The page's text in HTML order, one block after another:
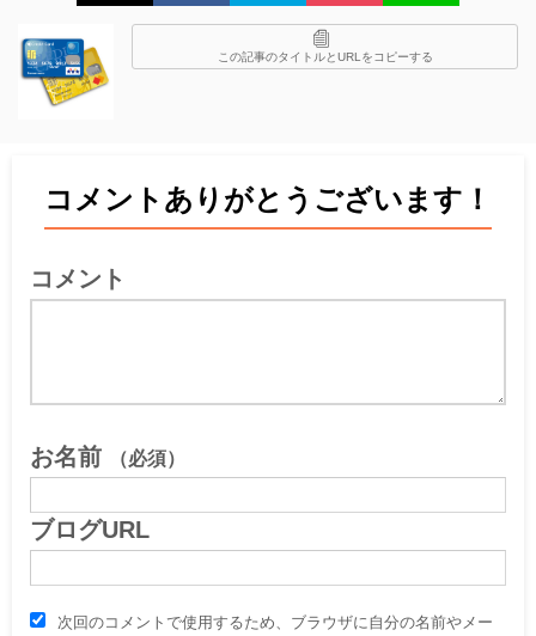
この記事のタイトルとURLをコピーする
コメントありがとうございます！
コメント
お名前 （必須）
ブログURL
次回のコメントで使用するため、ブラウザに自分の名前やメー